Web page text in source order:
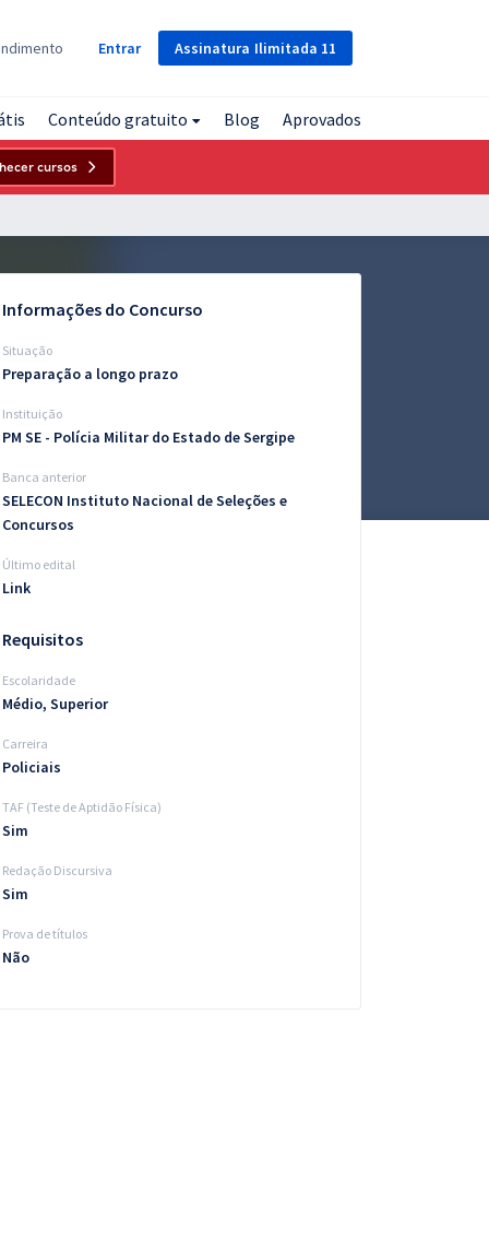
Assinatura Ilimitada 11
Entrar
Conteúdo gratuito Blog Aprovados
cursos
Informações do Concurso
Situação
Preparação a longo prazo
Instituição
PM SE - Polícia Militar do Estado de Sergipe
Banca anterior
SELECON Instituto Nacional de Seleções e
Concursos
Último edital
Link
Requisitos
Escolaridade
Médio, Superior
Carreira
Policiais
TAF (Teste de Aptidão Física)
Sim
Redação Discursiva
Sim
Prova de títulos
Não